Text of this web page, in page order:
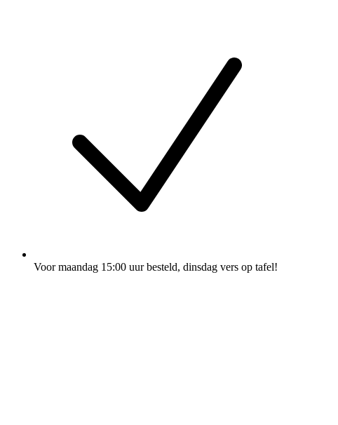
Voor maandag 15:00 uur besteld, dinsdag vers op tafel!